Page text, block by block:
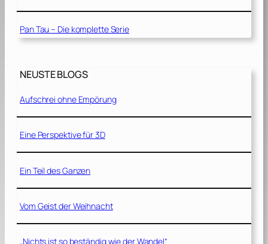
Pan Tau – Die komplette Serie
NEUSTE BLOGS
Aufschrei ohne Empörung
Eine Perspektive für 3D
Ein Teil des Ganzen
Vom Geist der Weihnacht
„Nichts ist so beständig wie der Wandel“